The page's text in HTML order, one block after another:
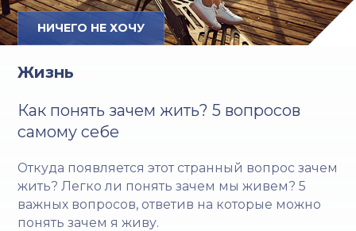
НИЧЕГО НЕ ХОЧУ
Жизнь
Как понять зачем жить? 5 вопросов
самому себе
Откуда появляется этот странный вопрос зачем
жить? Легко ли понять зачем мы живем? 5
важных вопросов, ответив на которые можно
понять зачем я живу.